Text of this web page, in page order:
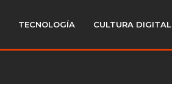
TECNOLOGÍA CULTURA DIGITAL